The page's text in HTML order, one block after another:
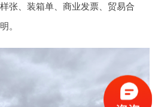
张、装箱单、商业发票、贸易合
。